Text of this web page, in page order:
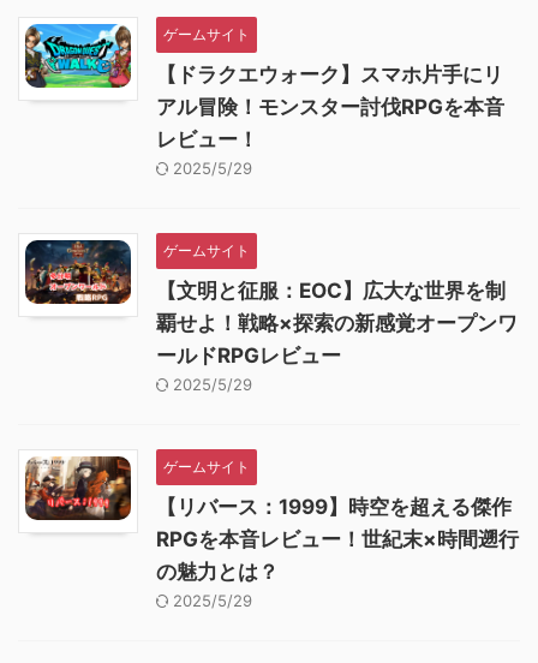
ゲームサイト
【ドラクエウォーク】スマホ片手にリ
アル冒険！モンスター討伐RPGを本音
レビュー！
2025/5/29
ゲームサイト
【文明と征服：EOC】広大な世界を制
覇せよ！戦略×探索の新感覚オープンワ
ールドRPGレビュー
2025/5/29
ゲームサイト
【リバース：1999】時空を超える傑作
RPGを本音レビュー！世紀末×時間遡行
の魅力とは？
2025/5/29